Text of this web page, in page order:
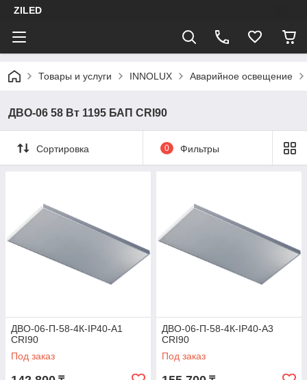
ZILED
Товары и услуги INNOLUX Аварийное освещение
ДВО-06 58 Вт 1195 БАП CRI90
Сортировка 0 Фильтры
ДВО-06-П-58-4К-IP40-А1
CRI90
Под заказ
ДВО-06-П-58-4К-IP40-А3
CRI90
Под заказ